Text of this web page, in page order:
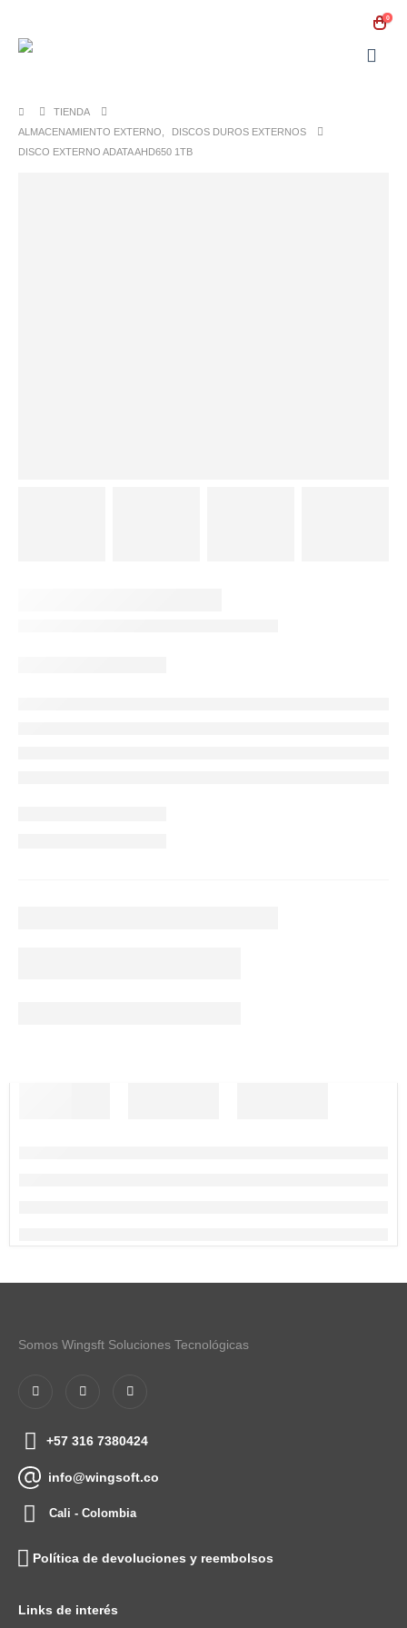
0
TIENDA
ALMACENAMIENTO EXTERNO
DISCOS DUROS EXTERNOS
DISCO EXTERNO ADATA AHD650 1TB
Somos Wingsft Soluciones Tecnológicas
+57 316 7380424
info@wingsoft.co
Cali - Colombia
Política de devoluciones y reembolsos
Links de interés